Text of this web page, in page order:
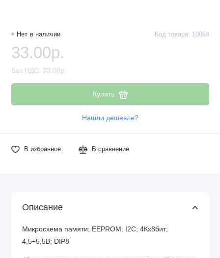
Разъёмы, штекеры и соединители
Резисторы
Реле
Стабилизаторы питания
Нет в наличии Код товара: 10064
33.00р.
Без НДС: 33.00р.
Купить
Нашли дешевле?
В избранное В сравнение
Описание
Микросхема памяти; EEPROM; I2C; 4Кx8бит;
4,5÷5,5В; DIP8